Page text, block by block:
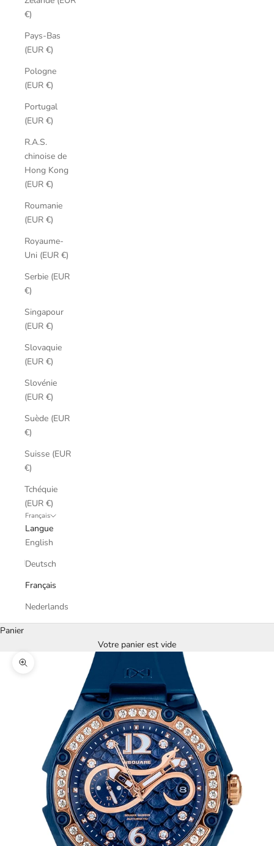
€)
Pays-Bas
(EUR €)
Pologne
(EUR €)
Portugal
(EUR €)
R.A.S.
chinoise de
Hong Kong
(EUR €)
Roumanie
(EUR €)
Royaume-
Uni (EUR €)
Serbie (EUR
€)
Singapour
(EUR €)
Slovaquie
(EUR €)
Slovénie
(EUR €)
Suède (EUR
€)
Suisse (EUR
€)
Tchéquie
(EUR €)
Français
Langue
English
Deutsch
Français
Nederlands
Panier
Votre panier est vide
Zoomer sur l'image